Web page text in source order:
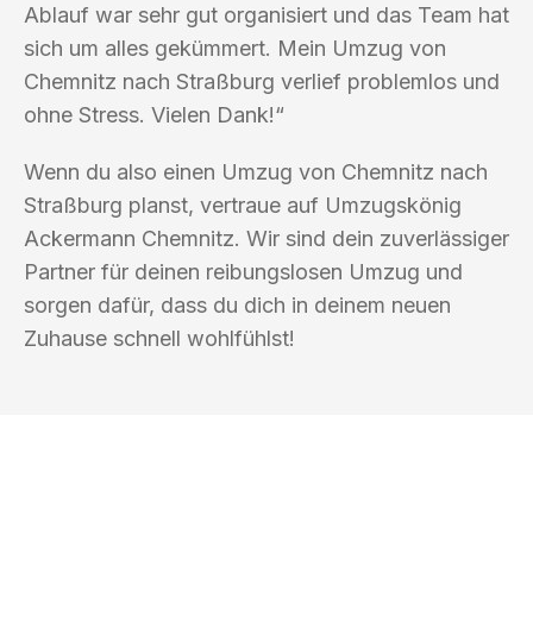
Ablauf war sehr gut organisiert und das Team hat
sich um alles gekümmert. Mein Umzug von
Chemnitz nach Straßburg verlief problemlos und
ohne Stress. Vielen Dank!“
Wenn du also einen Umzug von Chemnitz nach
Straßburg planst, vertraue auf Umzugskönig
Ackermann Chemnitz. Wir sind dein zuverlässiger
Partner für deinen reibungslosen Umzug und
sorgen dafür, dass du dich in deinem neuen
Zuhause schnell wohlfühlst!